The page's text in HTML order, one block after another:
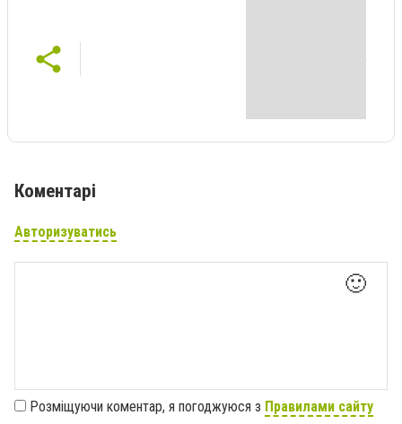
Коментарі
Авторизуватись
🙂
Розміщуючи коментар, я погоджуюся з Правилами сайту